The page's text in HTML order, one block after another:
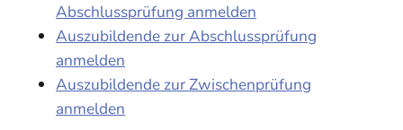
Abschlussprüfung anmelden
Auszubildende zur Abschlussprüfung
anmelden
Auszubildende zur Zwischenprüfung
anmelden